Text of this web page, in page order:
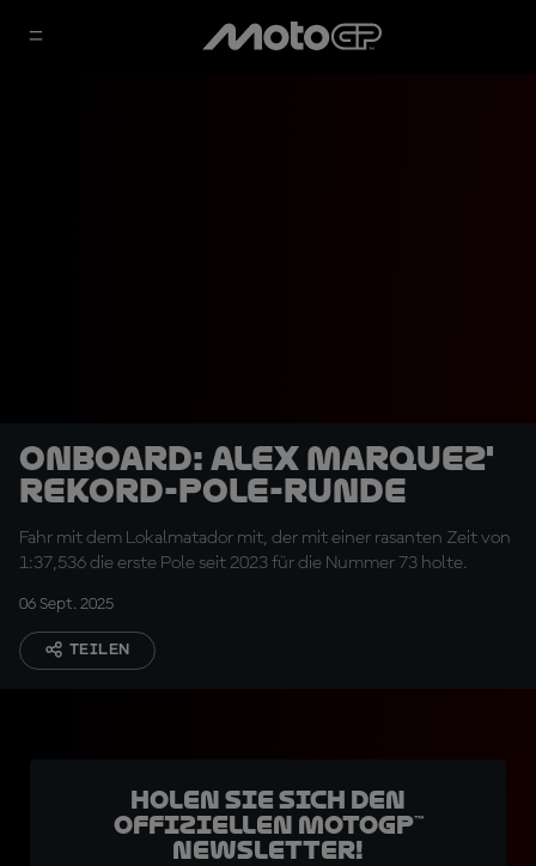
OnBoard: Alex Marquez'
Rekord-Pole-Runde
Fahr mit dem Lokalmatador mit, der mit einer rasanten Zeit von
1:37,536 die erste Pole seit 2023 für die Nummer 73 holte.
06 Sept. 2025
TEILEN
Holen Sie sich den
offiziellen MotoGP™
Newsletter!